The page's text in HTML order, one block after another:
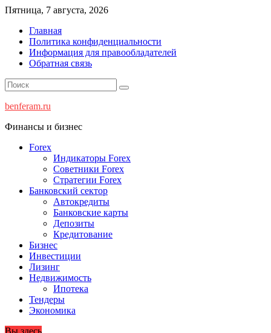
Перейти
содержимому
Пятница, 7 августа, 2026
Главная
Политика конфиденциальности
Информация для правообладателей
Обратная связь
benferam.ru
Финансы и бизнес
Forex
Индикаторы Forex
Советники Forex
Стратегии Forex
Банковский сектор
Автокредиты
Банковские карты
Депозиты
Кредитование
Бизнес
Инвестиции
Лизинг
Недвижимость
Ипотека
Тендеры
Экономика
Вы здесь